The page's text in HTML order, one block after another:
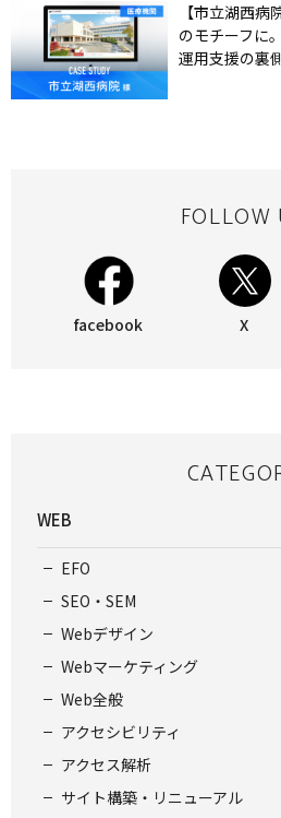
【市立湖西
のモチーフに
運用支援の裏
FOLLOW
facebook X
WEB
EFO
SEO・SEM
Webデザイン
Webマーケティング
Web全般
アクセシビリティ
アクセス解析
サイト構築・リニューアル